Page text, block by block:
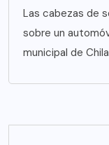
Las cabezas de
sobre un
municipal de